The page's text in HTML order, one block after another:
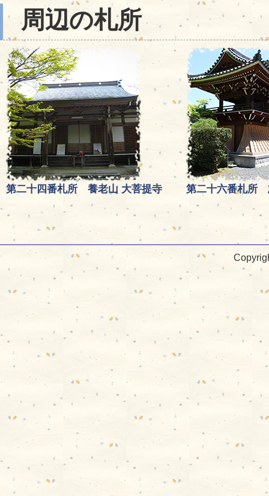
周辺の札所
第二十四番札所 養老山 大菩提寺 第二十六番札所